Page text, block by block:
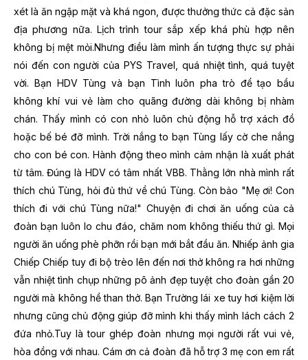
xét là ăn ngập mặt và khá ngon, được thưởng thức cả đặc sản
địa phương nữa. Lịch trình tour sắp xếp khá phù hợp nên
không bị mệt mỏi.Nhưng điều làm mình ấn tượng thực sự phải
nói đến con người của PYS Travel, quá nhiệt tình, quá tuyệt
vời. Bạn HDV Tùng và bạn Tình luôn pha trò để tạo bầu
không khí vui vẻ làm cho quãng đường dài không bị nhàm
chán. Thấy mình có con nhỏ luôn chủ động hỗ trợ xách đồ
hoặc bế bé đỡ mình. Trời nắng to bạn Tùng lấy cờ che nắng
cho con bé con. Hành động theo mình cảm nhận là xuất phát
từ tâm. Đúng là HDV có tâm nhất VBB. Thằng lớn nhà mình rất
thích chú Tùng, hỏi đủ thứ về chú Tùng. Còn bảo "Mẹ ơi! Con
thích đi với chú Tùng nữa!" Chuyện đi chơi ăn uống của cả
đoàn bạn luôn lo chu đáo, chăm nom không thiếu thứ gì. Mọi
người ăn uống phè phỡn rồi bạn mới bắt đầu ăn. Nhiếp ảnh gia
Chiếp Chiếp tuy đi bộ trèo lên đến nơi thở không ra hơi những
vẫn nhiệt tình chụp những pô ảnh đẹp tuyệt cho đoàn gần 20
người mà không hề than thở. Bạn Trường lái xe tuy hơi kiệm lời
nhưng cũng chủ động giúp đỡ mình khi thấy mình lách cách 2
đứa nhỏ.Tuy là tour ghép đoàn nhưng mọi người rất vui vẻ,
hòa đồng với nhau. Cám ơn cả đoàn đã hỗ trợ 3 mẹ con em rất